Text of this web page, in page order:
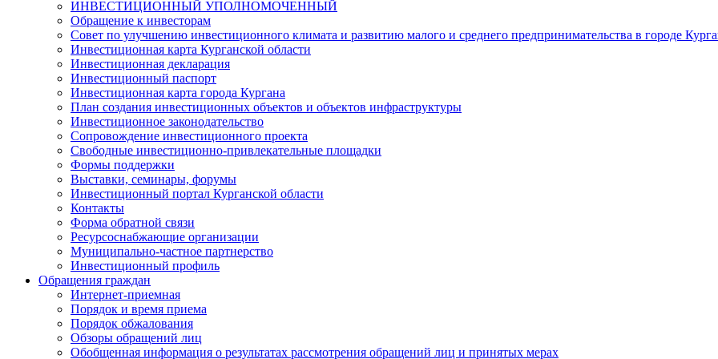
ИНВЕСТИЦИОННЫЙ УПОЛНОМОЧЕННЫЙ
Обращение к инвесторам
Совет по улучшению инвестиционного климата и развитию малого и среднего предпринимательства в городе
Инвестиционная карта Курганской области
Инвестиционная декларация
Инвестиционный паспорт
Инвестиционная карта города Кургана
План создания инвестиционных объектов и объектов инфраструктуры
Инвестиционное законодательство
Сопровождение инвестиционного проекта
Свободные инвестиционно-привлекательные площадки
Формы поддержки
Выставки, семинары, форумы
Инвестиционный портал Курганской области
Контакты
Форма обратной связи
Ресурсоснабжающие организации
Муниципально-частное партнерство
Инвестиционный профиль
Обращения граждан
Интернет-приемная
Порядок и время приема
Порядок обжалования
Обзоры обращений лиц
Обобщенная информация о результатах рассмотрения обращений лиц и принятых мерах